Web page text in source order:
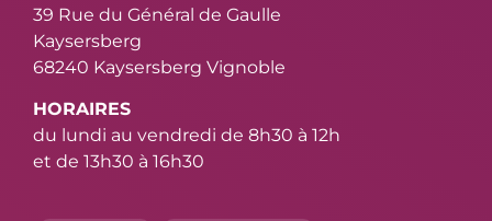
39 Rue du Général de Gaulle
Kaysersberg
68240 Kaysersberg Vignoble
HORAIRES
du lundi au vendredi de 8h30 à 12h
et de 13h30 à 16h30